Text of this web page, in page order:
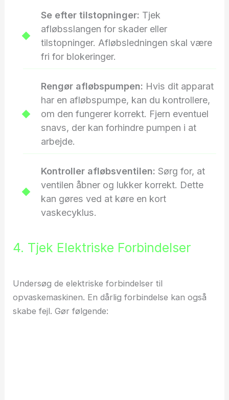
Se efter tilstopninger: Tjek
afløbsslangen for skader eller
tilstopninger. Afløbsledningen skal være
fri for blokeringer.
Rengør afløbspumpen: Hvis dit apparat
har en afløbspumpe, kan du kontrollere,
om den fungerer korrekt. Fjern eventuel
snavs, der kan forhindre pumpen i at
arbejde.
Kontroller afløbsventilen: Sørg for, at
ventilen åbner og lukker korrekt. Dette
kan gøres ved at køre en kort
vaskecyklus.
4. Tjek Elektriske Forbindelser
Undersøg de elektriske forbindelser til
opvaskemaskinen. En dårlig forbindelse kan også
skabe fejl. Gør følgende: